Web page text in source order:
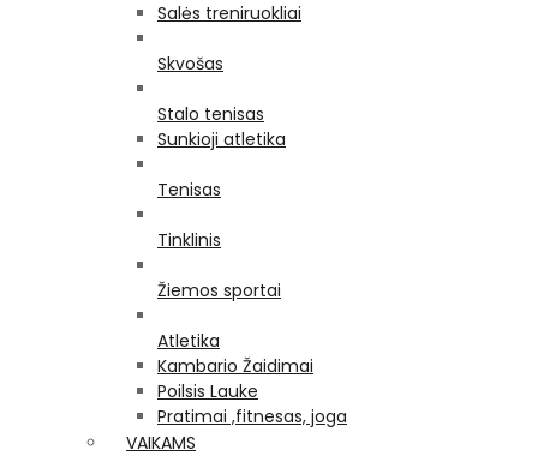
Salės treniruokliai
Skvošas
Stalo tenisas
Sunkioji atletika
Tenisas
Tinklinis
Žiemos sportai
Atletika
Kambario Žaidimai
Poilsis Lauke
Pratimai ,fitnesas, joga
VAIKAMS